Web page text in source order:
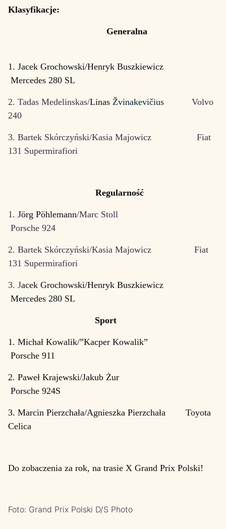
Klasyfikacje:
Generalna
1. Jacek Grochowski/Henryk Buszkiewicz
Mercedes 280 SL
2. Tadas Medelinskas/Linas Žvinakevičius Volvo
240
3. Bartek Skórczyński/Kasia Majowicz Fiat
131 Supermirafiori
Regularność
1. Jörg Pöhlemann/Marc Stoll
Porsche 924
2. Bartek Skórczyński/Kasia Majowicz Fiat
131 Supermirafiori
3. Jacek Grochowski/Henryk Buszkiewicz
Mercedes 280 SL
Sport
1. Michał Kowalik/”Kacper Kowalik”
Porsche 911
2. Paweł Krajewski/Jakub Żur
Porsche 924S
3. Marcin Pierzchała/Agnieszka Pierzchała Toyota
Celica
Do zobaczenia za rok, na trasie X Grand Prix Polski!
Foto: Grand Prix Polski D/S Photo